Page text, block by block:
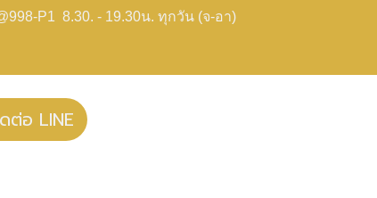
P1 8.30. - 19.30น. ทุกวัน (จ-อา)
ต่อ LINE